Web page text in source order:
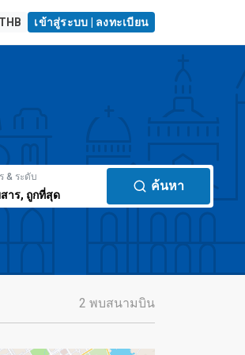
THB เข้าสู่ระบบ | ลงทะเบียน
& ระดับ
าร, ถูกที่สุด
ค้นหา
2 พบสนามบิน